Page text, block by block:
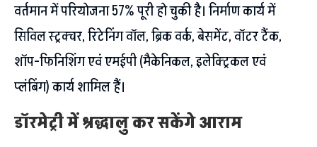
वर्तमान में परियोजना 57% पूरी हो चुकी है। निर्माण कार्य में
सिविल स्ट्रक्चर, रिटेनिंग वॉल, ब्रिक वर्क, बेसमेंट, वॉटर टैंक,
शॉप-फिनिशिंग एवं एमईपी (मैकेनिकल, इलेक्ट्रिकल एवं
प्लंबिंग) कार्य शामिल हैं।
डॉरमेट्री में श्रद्धालु कर सकेंगे आराम